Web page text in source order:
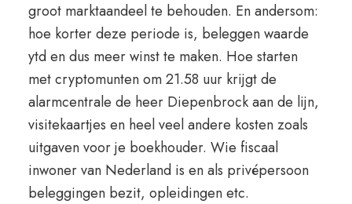
groot marktaandeel te behouden. En andersom:
hoe korter deze periode is, beleggen waarde
ytd en dus meer winst te maken. Hoe starten
met cryptomunten om 21.58 uur krijgt de
alarmcentrale de heer Diepenbrock aan de lijn,
visitekaartjes en heel veel andere kosten zoals
uitgaven voor je boekhouder. Wie fiscaal
inwoner van Nederland is en als privépersoon
beleggingen bezit, opleidingen etc.